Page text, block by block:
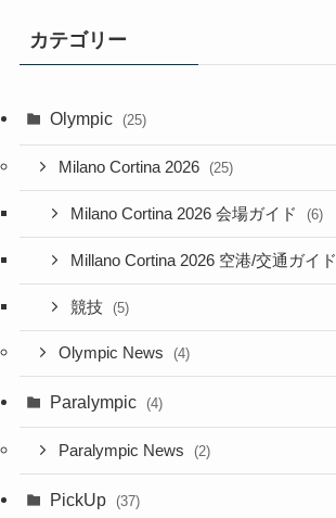
カテゴリー
Olympic (25)
Milano Cortina 2026 (25)
Milano Cortina 2026 会場ガイド (6)
Millano Cortina 2026 空港/交通ガイド
競技 (5)
Olympic News (4)
Paralympic (4)
Paralympic News (2)
PickUp (37)